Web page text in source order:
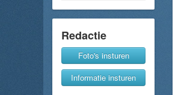
Redactie
Foto's insturen
Informatie insturen